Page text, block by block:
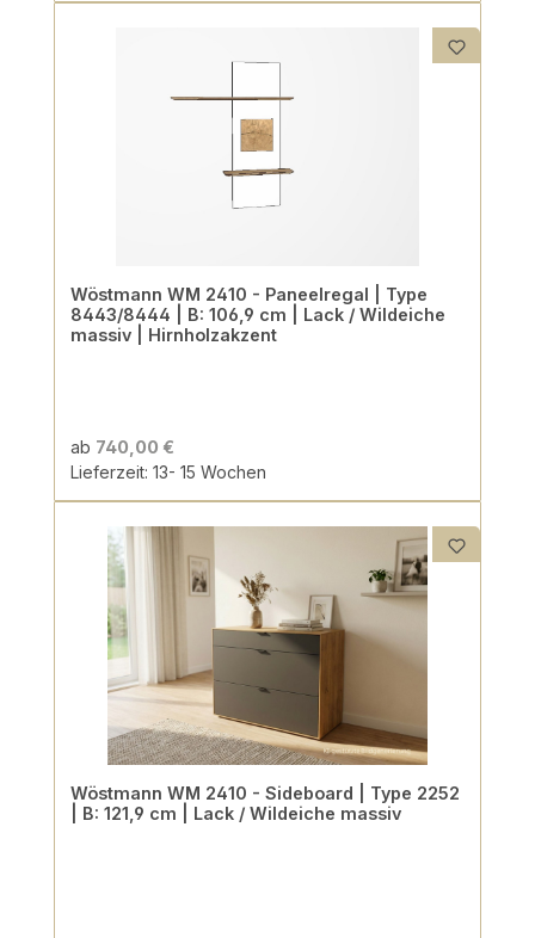
Wöstmann WM 2410 - Paneelregal | Type
8443/8444 | B: 106,9 cm | Lack / Wildeiche
massiv | Hirnholzakzent
ab 740,00 €
Lieferzeit: 13- 15 Wochen
Wöstmann WM 2410 - Sideboard | Type 2252
| B: 121,9 cm | Lack / Wildeiche massiv